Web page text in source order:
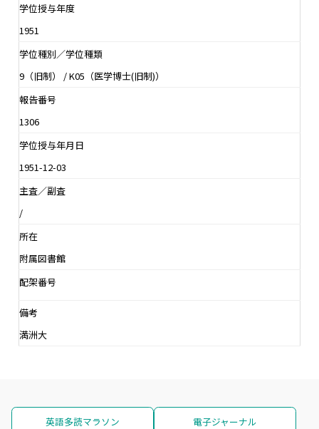
学位授与年度
1951
学位種別／学位種類
9（旧制） / K05（医学博士(旧制)）
報告番号
1306
学位授与年月日
1951-12-03
主査／副査
/
所在
附属図書館
配架番号
備考
満洲大
英語多読マラソン 電子ジャーナル